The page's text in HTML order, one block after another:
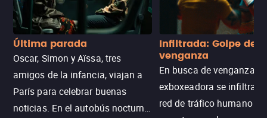
Última parada
Oscar, Simon y Aïssa, tres
amigos de la infancia, viajan a
París para celebrar buenas
noticias. En el autobús nocturno
Infiltrada: Golpe de
venganza
En busca de venganza,
exboxeadora se infiltra
red de tráfico humano